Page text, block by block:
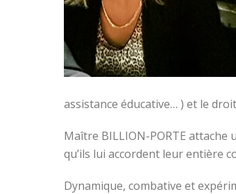
assistance éducative… ) et le
Maître BILLION-PORTE attache
qu’ils lui accordent leur entière
Dynamique, combative et